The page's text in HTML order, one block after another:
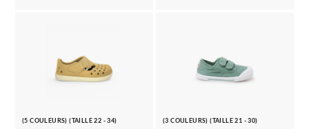
(5 COULEURS) (TAILLE 22 - 34) (3 COULEURS) (TAILLE 21 - 30)